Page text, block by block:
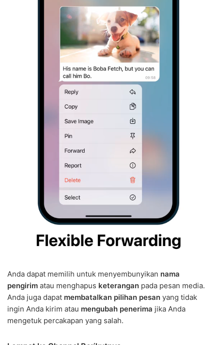
Anda dapat memilih untuk menyembunyikan nama
pengirim atau menghapus keterangan pada pesan media.
Anda juga dapat membatalkan pilihan pesan yang tidak
ingin Anda kirim atau mengubah penerima jika Anda
mengetuk percakapan yang salah.